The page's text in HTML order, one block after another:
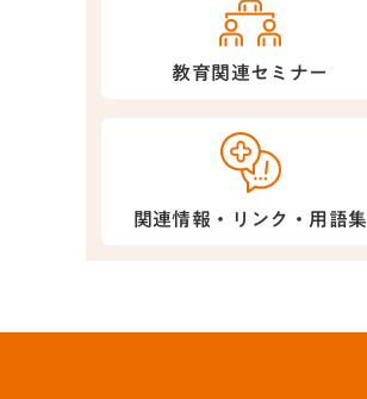
教育関連セミナー
関連情報・リンク・用語集